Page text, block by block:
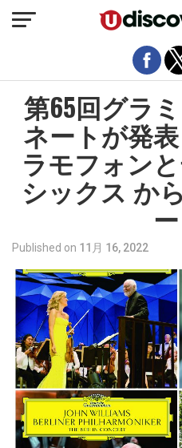
第65回グラ
ネートが発
ラモフォン
シックス か
Published on 11月 16, 2022
モバイルバ